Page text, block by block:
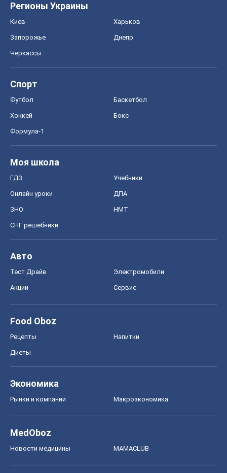
Регионы Украины
Киев Харьков
Запорожье Днепр
Черкассы
Спорт
Футбол Баскетбол
Хоккей Бокс
Формула-1
Моя школа
ГДЗ Учебники
Онлайн уроки ДПА
ЗНО НМТ
СНГ решебники
Авто
Тест Драйв Электромобили
Акции Сервис
Food Oboz
Рецепты Напитки
Диеты
Экономика
Рынки и компании Mакроэкономика
MedOboz
Новости медицины MAMACLUB